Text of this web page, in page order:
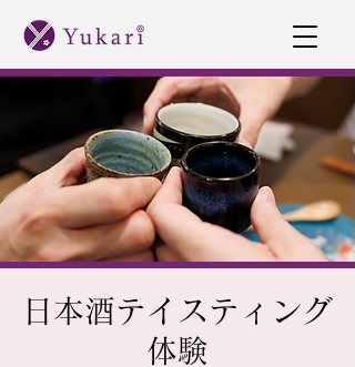
日本酒テイスティング
体験